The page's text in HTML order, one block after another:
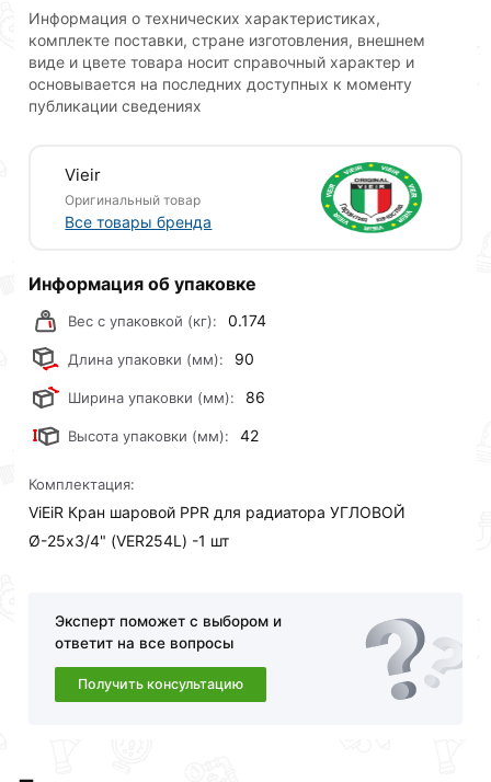
поверхности до 260 °C.
Для приобретения данной позиции, кликните
мышкой«Добавить в корзину»или нажмите на
кнопку«Быстрый заказ»
Условия доставки и цены на товар Шаровой кран
Vieir для радиатора угловой ПП 25х3/4 VER254L
действительны в Москве и области.
заказ и свяжутся с Вами для согласования условий
доставки или самовывоза.Перед оформлением
онлайн заказа рекомендуем ознакомиться с
описанием, характеристиками и отзывами.
Данний товар от производителя
соответствует всем стандартам качества. Возврат
обязательно).
Информация о технических характеристиках,
комплекте поставки, стране изготовления, внешнем
виде и цвете товара носит справочный характер и
основывается на последних доступных к моменту
публикации сведениях
Vieir
Оригинальный товар
Все товары бренда
Информация об упаковке
Вес с упаковкой (кг): 0.174
Длина упаковки (мм): 90
Ширина упаковки (мм): 86
Высота упаковки (мм): 42
Комплектация:
ViEiR Кран шаровой PPR для радиатора УГЛОВОЙ
Ø-25х3/4" (VER254L) -1 шт
Эксперт поможет с выбором и
ответит на все вопросы
Получить консультацию